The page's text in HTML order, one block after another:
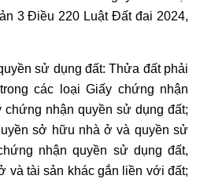
3 Điều 220 Luật Đất đai 2024,
sử dụng đất: Thửa đất phải
các loại Giấy chứng nhận
chứng nhận quyền sử dụng đất;
sở hữu nhà ở và quyền sử
nhận quyền sử dụng đất,
và tài sản khác gắn liền với đất;